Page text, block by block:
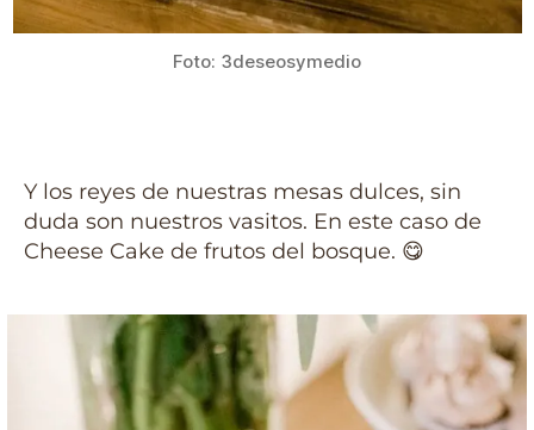
Foto: 3deseosymedio
Y los reyes de nuestras mesas dulces, sin
duda son nuestros vasitos. En este caso de
Cheese Cake de frutos del bosque. 😋